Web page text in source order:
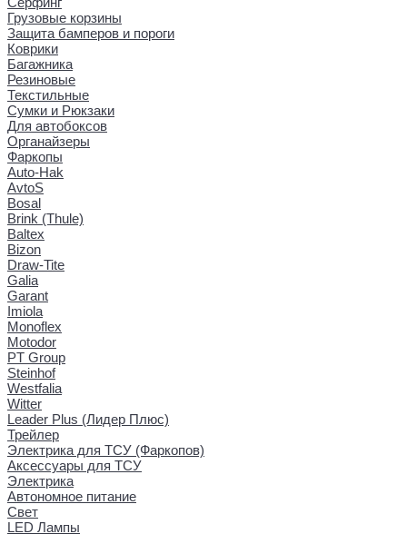
Грузовые корзины
Защита бамперов и пороги
Коврики
Багажника
Резиновые
Текстильные
Сумки и Рюкзаки
Для автобоксов
Органайзеры
Фаркопы
Auto-Hak
AvtoS
Bosal
Brink (Thule)
Baltex
Bizon
Draw-Tite
Galia
Garant
Imiola
Monoflex
Motodor
PT Group
Steinhof
Westfalia
Witter
Leader Plus (Лидер Плюс)
Трейлер
Электрика для ТСУ (Фаркопов)
Аксессуары для ТСУ
Электрика
Автономное питание
Свет
LED Лампы